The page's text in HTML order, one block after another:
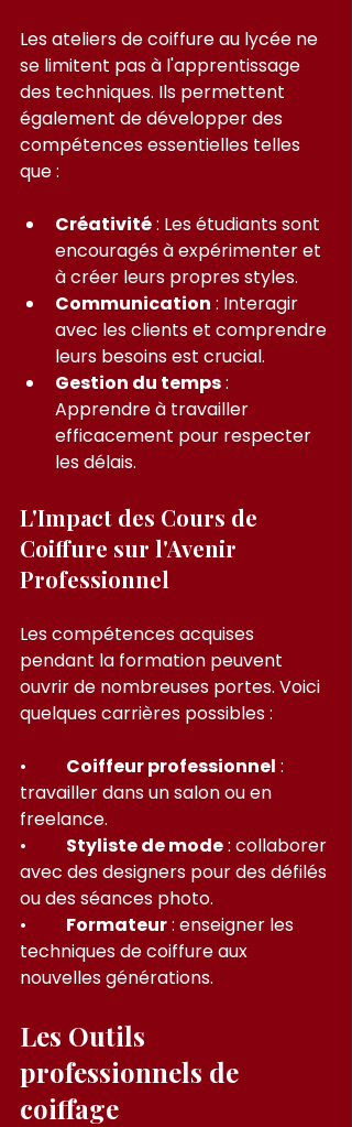
Les ateliers de coiffure au lycée ne
se limitent pas à l'apprentissage
des techniques. Ils permettent
également de développer des
compétences essentielles telles
que :
Créativité : Les étudiants sont
encouragés à expérimenter et
à créer leurs propres styles.
Communication : Interagir
avec les clients et comprendre
leurs besoins est crucial.
Gestion du temps :
Apprendre à travailler
efficacement pour respecter
les délais.
L'Impact des Cours de
Coiffure sur l'Avenir
Professionnel
Les compétences acquises
pendant la formation peuvent
ouvrir de nombreuses portes. Voici
quelques carrières possibles :
• Coiffeur professionnel :
travailler dans un salon ou en
freelance.
• Styliste de mode : collaborer
avec des designers pour des défilés
ou des séances photo.
• Formateur : enseigner les
techniques de coiffure aux
nouvelles générations.
Les Outils
professionnels de
coiffage